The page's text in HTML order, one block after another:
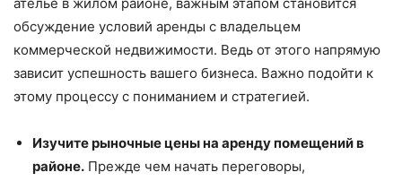
обсуждение условий аренды с владельцем
коммерческой недвижимости. Ведь от этого напрямую
зависит успешность вашего бизнеса. Важно подойти к
этому процессу с пониманием и стратегией.
Изучите рыночные цены на аренду помещений в
районе. Прежде чем начать переговоры,